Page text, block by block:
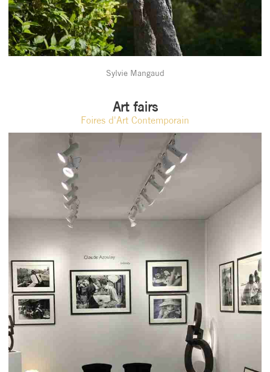
Sylvie Mangaud
Art fairs
Foires d'Art Contemporain